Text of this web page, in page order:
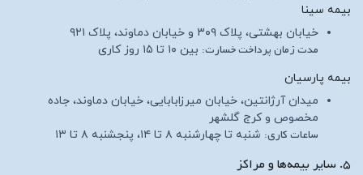
بیمه سینا
خیابان بهشتی، پلاک ۳۰۹ و خیابان دماوند، پلاک ۹۲۱
مدت زمان پرداخت خسارت: بین ۱۰ تا ۱۵ روز کاری
بیمه پارسیان
میدان آرژانتین، خیابان میرزابابایی، خیابان دماوند، جاده
مخصوص و کرج گلشهر
ساعات کاری: شنبه تا چهارشنبه ۸ تا ۱۴، پنجشنبه ۸ تا ۱۳
۵. سایر بیمه‌ها و مراکز